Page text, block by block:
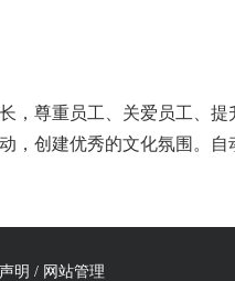
，尊重员工、关爱员工、提
，创建优秀的文化氛围。
明 / 网站管理